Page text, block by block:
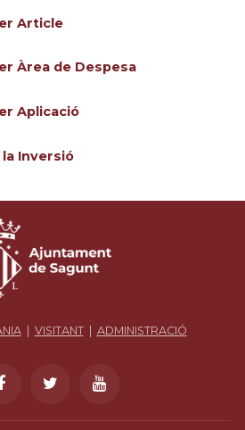
Article
Àrea de Despesa
Aplicació
Inversió
| VISITANT| ADMINISTRACIÓ